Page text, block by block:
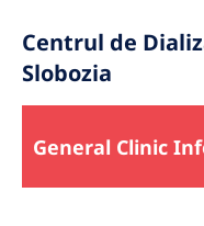
Centrul de
Slobozia
General Clinic